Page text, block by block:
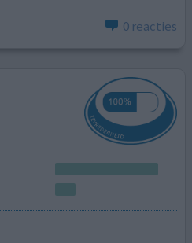
0 reacties